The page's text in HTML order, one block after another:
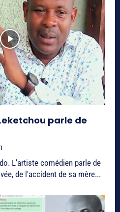
parle de
L'artiste comédien parle de
de l'accident de sa mère...